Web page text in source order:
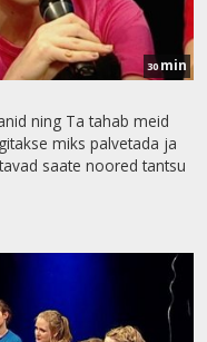
30min
ning Ta tahab meid
miks palvetada ja
saate noored tantsu